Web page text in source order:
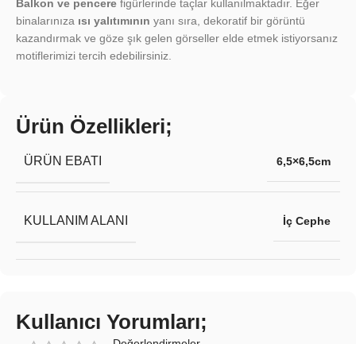
Balkon ve pencere figürlerinde taçlar kullanılmaktadır. Eğer
binalarınıza ısı yalıtımının yanı sıra, dekoratif bir görüntü
kazandırmak ve göze şık gelen görseller elde etmek istiyorsanız
motiflerimizi tercih edebilirsiniz.
Ürün Özellikleri;
ÜRÜN EBATI 6,5×6,5cm
KULLANIM ALANI İç Cephe
Kullanıcı Yorumları;